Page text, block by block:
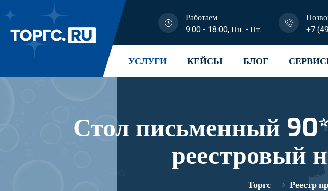
Работаем:
9:00 - 18:00, Пн. - Пт.
+7
УСЛУГИ КЕЙСЫ БЛОГ
Стол письменный
реестровый
Торгс Реестр